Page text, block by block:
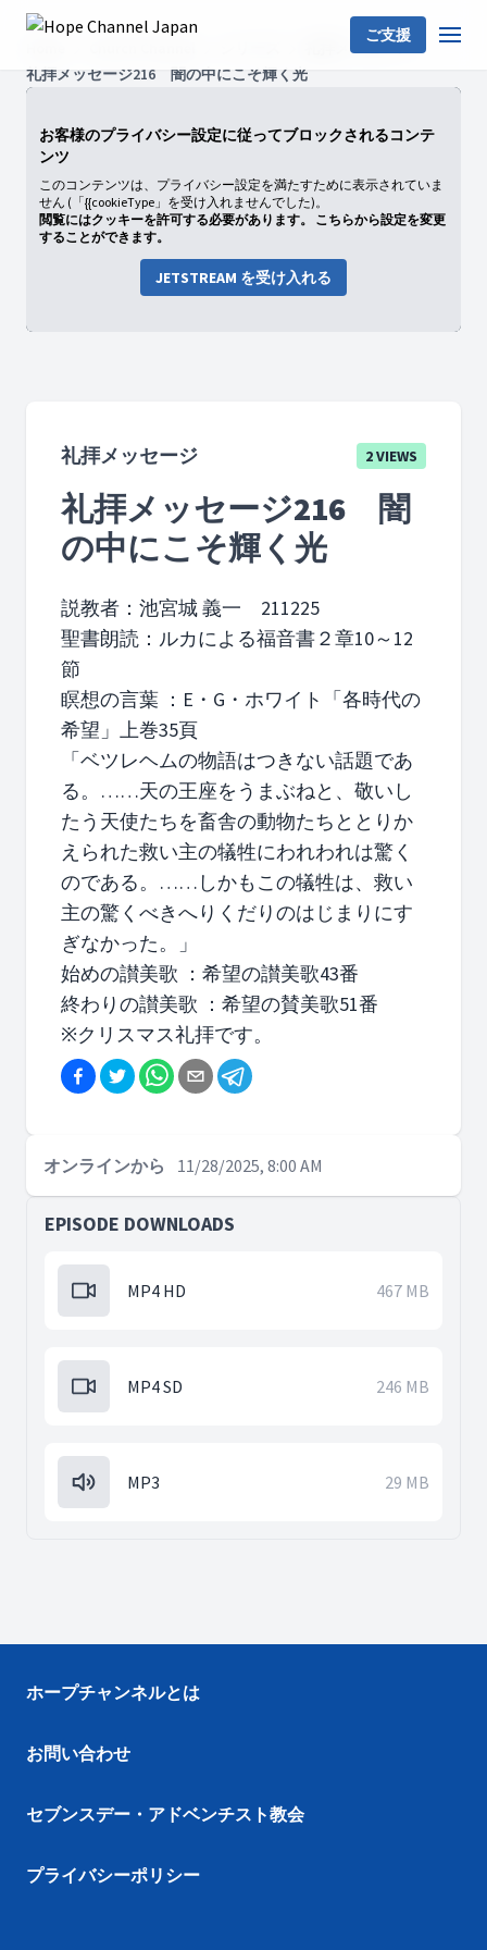
ご支援
礼拝メッセージ
礼拝メッセージ216 闇の中にこそ輝く光
お客様のプライバシー設定に従ってブロックされるコンテ
ンツ
このコンテンツは、プライバシー設定を満たすために表示されていま
せん (「{{cookieType」を受け入れませんでした)。
閲覧にはクッキーを許可する必要があります。 こちらから設定を変更
することができます。
JETSTREAM を受け入れる
礼拝メッセージ 2 VIEWS
礼拝メッセージ216 闇
の中にこそ輝く光
説教者：池宮城 義一 211225
聖書朗読：ルカによる福音書２章10～12
節
瞑想の言葉 ：E・G・ホワイト「各時代の
希望」上巻35頁
「ベツレヘムの物語はつきない話題であ
る。……天の王座をうまぶねと、敬いし
たう天使たちを畜舎の動物たちととりか
えられた救い主の犠牲にわれわれは驚く
のである。……しかもこの犠牲は、救い
主の驚くべきへりくだりのはじまりにす
ぎなかった。」
始めの讃美歌 ：希望の讃美歌43番
終わりの讃美歌 ：希望の賛美歌51番
※クリスマス礼拝です。
オンラインから 11/28/2025, 8:00 AM
EPISODE DOWNLOADS
MP4 HD 467 MB
MP4 SD 246 MB
MP3 29 MB
ホープチャンネルとは
お問い合わせ
セブンスデー・アドベンチスト教会
プライバシーポリシー